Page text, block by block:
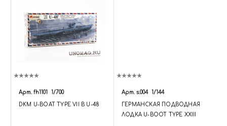
Арт. fh1101 1/700
DKM U-BOAT TYPE VII B U-48
Арт. s.004 1/144
ГЕРМАНСКАЯ ПОДВОДНАЯ
ЛОДКА U-BOOT TYPE XXIII